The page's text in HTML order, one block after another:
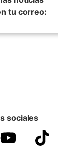
tu correo:
sociales